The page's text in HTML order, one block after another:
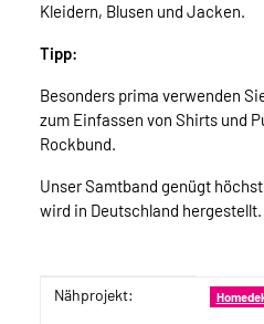
Kleidern, Blusen und Jacken.
Tipp:
Besonders prima verwenden
zum Einfassen von Shirts und
Rockbund.
Unser Samtband genügt
wird in Deutschland hergestellt.
Produkteigenschaft
Wert
Nähprojekt: